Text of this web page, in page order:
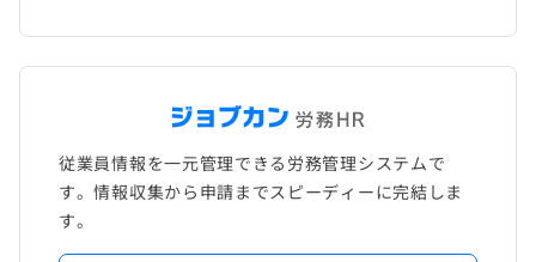
従業員情報を一元管理できる労務管理システムで
す。情報収集から申請までスピーディーに完結しま
す。